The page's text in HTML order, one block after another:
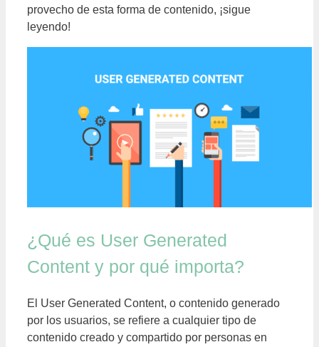
provecho de esta forma de contenido, ¡sigue
leyendo!
¿Qué es User Generated
Content y por qué importa?
El User Generated Content, o contenido generado
por los usuarios, se refiere a cualquier tipo de
contenido creado y compartido por personas en